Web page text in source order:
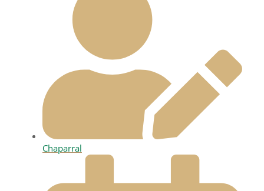
Chaparral